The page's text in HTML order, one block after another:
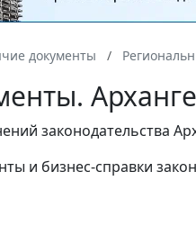
документы
законодательства
и бизнес-справки